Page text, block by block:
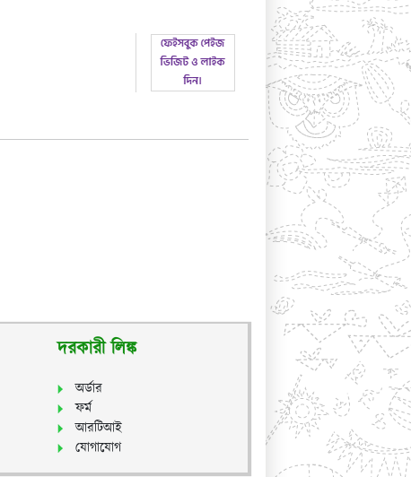
দরকারী লিঙ্ক
অর্ডার
ফর্ম
আরটিআই
যোগাযোগ